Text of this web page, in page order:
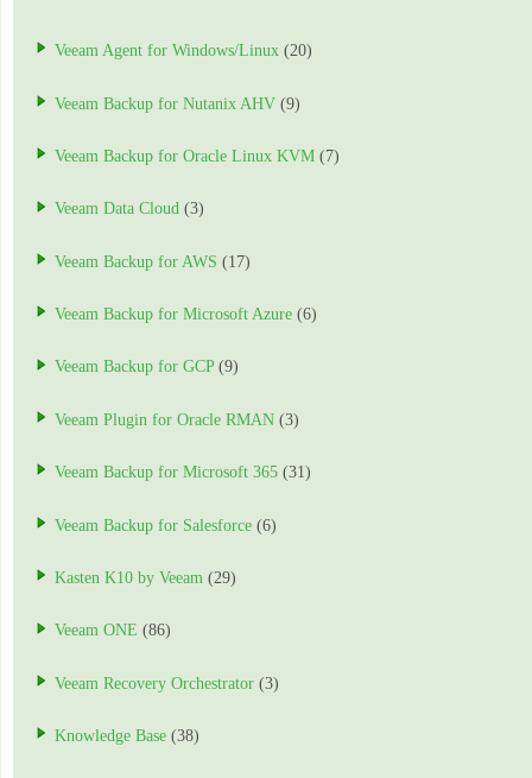
Veeam Agent for Windows/Linux (20)
Veeam Backup for Nutanix AHV (9)
Veeam Backup for Oracle Linux KVM (7)
Veeam Data Cloud (3)
Veeam Backup for AWS (17)
Veeam Backup for Microsoft Azure (6)
Veeam Backup for GCP(9)
Veeam Plugin for Oracle RMAN (3)
Veeam Backup for Microsoft 365 (31)
Veeam Backup for Salesforce (6)
Kasten K10 by Veeam (29)
Veeam ONE (86)
Veeam Recovery Orchestrator (3)
Knowledge Base (38)